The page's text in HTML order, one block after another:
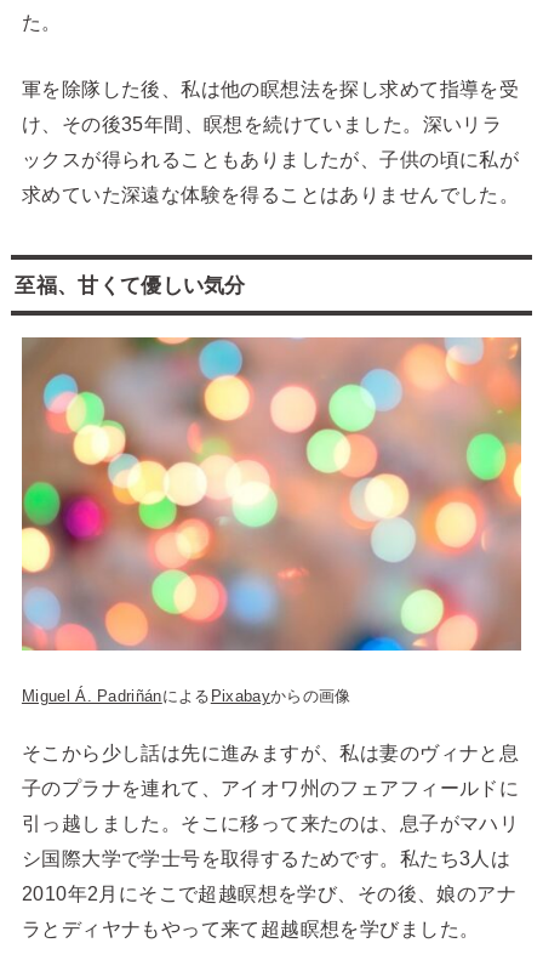
た。
軍を除隊した後、私は他の瞑想法を探し求めて指導を受
け、その後35年間、瞑想を続けていました。深いリラ
ックスが得られることもありましたが、子供の頃に私が
求めていた深遠な体験を得ることはありませんでした。
至福、甘くて優しい気分
Miguel Á. Padriñánによる Pixabayからの画像
そこから少し話は先に進みますが、私は妻のヴィナと息
子のプラナを連れて、アイオワ州のフェアフィールドに
引っ越しました。そこに移って来たのは、息子がマハリ
シ国際大学で学士号を取得するためです。私たち3人は
2010年2月にそこで超越瞑想を学び、その後、娘のアナ
ラとディヤナもやって来て超越瞑想を学びました。